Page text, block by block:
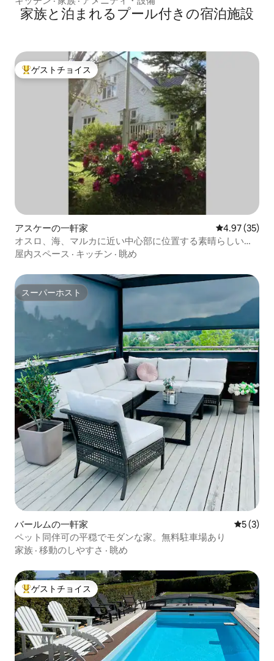
家族と泊まれるプール付きの宿泊施設
大好評のゲストチョイスです。
ゲストチョイス
アスケーの一軒家 レビュー35
4.97 (35)
オスロ、海、マルカに近い中心部に位置する素晴らしい一
戸建ての家です。
屋内スペース · キッチン · 眺め
スーパーホスト
スーパーホスト
バールムの一軒家 レビュー
5 (3)
ペット同伴可の平穏でモダンな家。無料駐車場あり
家族 · 移動のしやすさ · 眺め
大好評のゲストチョイスです。
ゲストチョイス